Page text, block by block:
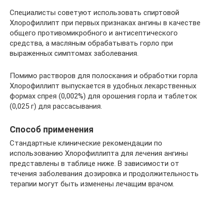
Специалисты советуют использовать спиртовой
Хлорофиллипт при первых признаках ангины в качестве
общего противомикробного и антисептического
средства, а масляным обрабатывать горло при
выраженных симптомах заболевания.
Помимо растворов для полоскания и обработки горла
Хлорофиллипт выпускается в удобных лекарственных
формах спрея (0,002%) для орошения горла и таблеток
(0,025 г) для рассасывания.
Способ применения
Стандартные клинические рекомендации по
использованию Хлорофиллипта для лечения ангины
представлены в таблице ниже. В зависимости от
течения заболевания дозировка и продолжительность
терапии могут быть изменены лечащим врачом.